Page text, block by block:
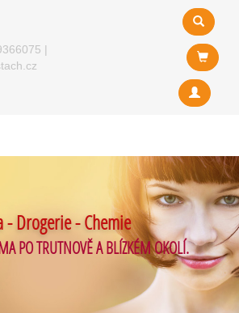
|
- Drogerie - Chemie
PO TRUTNOVĚ A BLÍZKÉM OKOLÍ.